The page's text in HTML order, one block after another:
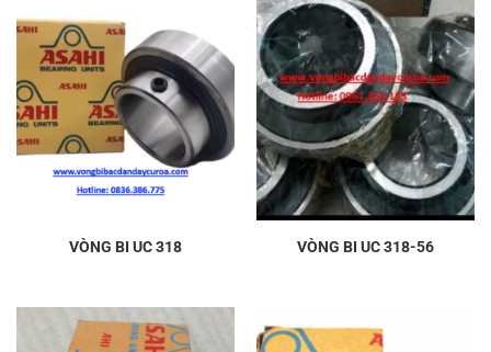
VÒNG BI UC 318 VÒNG BI UC 318-56